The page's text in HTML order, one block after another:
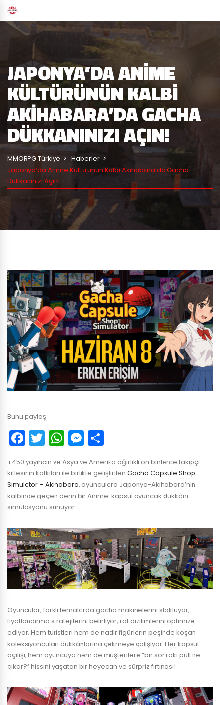
JAPONYA’DA ANIME
KÜLTÜRÜNÜN KALBI
AKIHABARA’DA GACHA
DÜKKANINIZI AÇIN!
MMORPG Türkiye
Haberler
Japonya’da Anime Kültürünün Kalbi Akihabara’da Gacha
Dükkanınızı Açın!
Bunu paylaş:
Facebook
Twitter
WhatsApp
Messenger
+450 yayıncın ve Asya ve Amerika ağırlıklı on binlerce takipçi
kitlesinin katkıları ile birlikte geliştirilen Gacha Capsule Shop
Simulator – Akihabara, oyunculara Japonya-Akihabara’nın
kalbinde geçen derin bir Anime-kapsül oyuncak dükkânı
simülasyonu sunuyor.
Oyuncular, farklı temalarda gacha makinelerini stokluyor,
fiyatlandırma stratejilerini belirliyor, raf dizilimlerini optimize
ediyor. Hem turistleri hem de nadir figürlerin peşinde koşan
koleksiyoncuları dükkânlarına çekmeye çalışıyor. Her kapsül
açılışı, hem oyuncuya hem de müşterilere “bir sonraki pull ne
çıkar?” hissini yaşatan bir heyecan ve sürpriz fırtınası!